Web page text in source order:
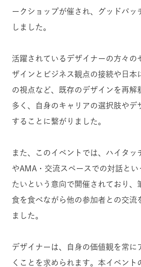
ークショップが催され、グッドパッ
しました。
活躍されているデザイナーの方々の
ザインとビジネス観点の接続や日本
の視点など、既存のデザインを再解
多く、自身のキャリアの選択肢やデ
することに繋がりました。
また、このイベントでは、ハイタッ
やAMA・交流スペースでの対話とい
たいという意向で開催されており、
食を食べながら他の参加者との交流
ました。
デザイナーは、自身の価値観を常に
くことを求められます。本イベント